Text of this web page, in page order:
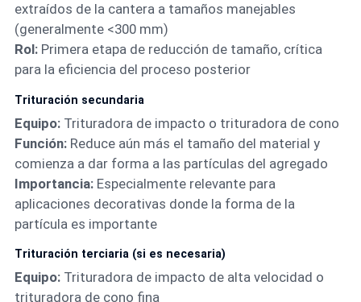
extraídos de la cantera a tamaños manejables
(generalmente <300 mm)
Rol: Primera etapa de reducción de tamaño, crítica
para la eficiencia del proceso posterior
Trituración secundaria
Equipo: Trituradora de impacto o trituradora de cono
Función:Reduce aún más el tamaño del material y
comienza a dar forma a las partículas del agregado
Importancia: Especialmente relevante para
aplicaciones decorativas donde la forma de la
partícula es importante
Trituración terciaria (si es necesaria)
Equipo: Trituradora de impacto de alta velocidad o
trituradora de cono fina